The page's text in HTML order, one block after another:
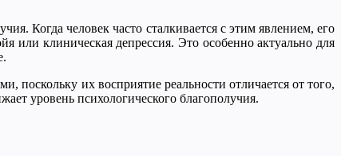
Когда человек часто сталкивается с этим явлением, его
или клиническая депрессия. Это особенно актуально для
поскольку их восприятие реальности отличается от того,
уровень психологического благополучия.